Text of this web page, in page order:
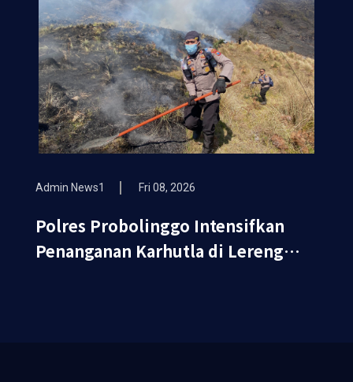
Admin News1 Fri 08, 2026
Polres Probolinggo Intensifkan
Penanganan Karhutla di Lereng